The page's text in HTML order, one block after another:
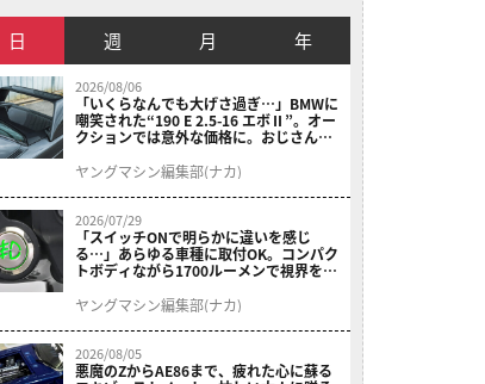
日 週 月 年
2026/08/06
「いくらなんでも大げさ過ぎ…」BMWに
嘲笑された“190 E 2.5-16 エボⅡ”。オー
クションでは意外な価格に。おじさん達
ヤングマシン編集部(ナカ)
2026/07/29
「スイッチONで明らかに違いを感じ
る…」あらゆる車種に取付OK。コンパク
トボディながら1700ルーメンで視界を確
ニット プレシャスレイ スモール］
ヤングマシン編集部(ナカ)
2026/08/05
悪魔のZからAE86まで、疲れた心に蘇る